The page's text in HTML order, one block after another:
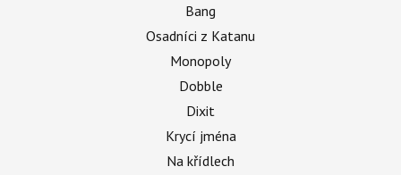
Bang
Osadníci z Katanu
Monopoly
Dobble
Dixit
Krycí jména
Na křídlech